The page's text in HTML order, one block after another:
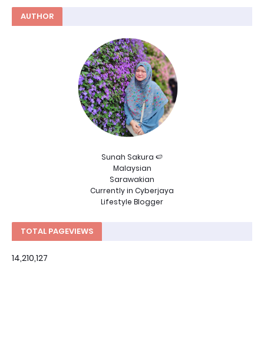
AUTHOR
Sunah Sakura 🍉
Malaysian
Sarawakian
Currently in Cyberjaya
Lifestyle Blogger
TOTAL PAGEVIEWS
14,210,127